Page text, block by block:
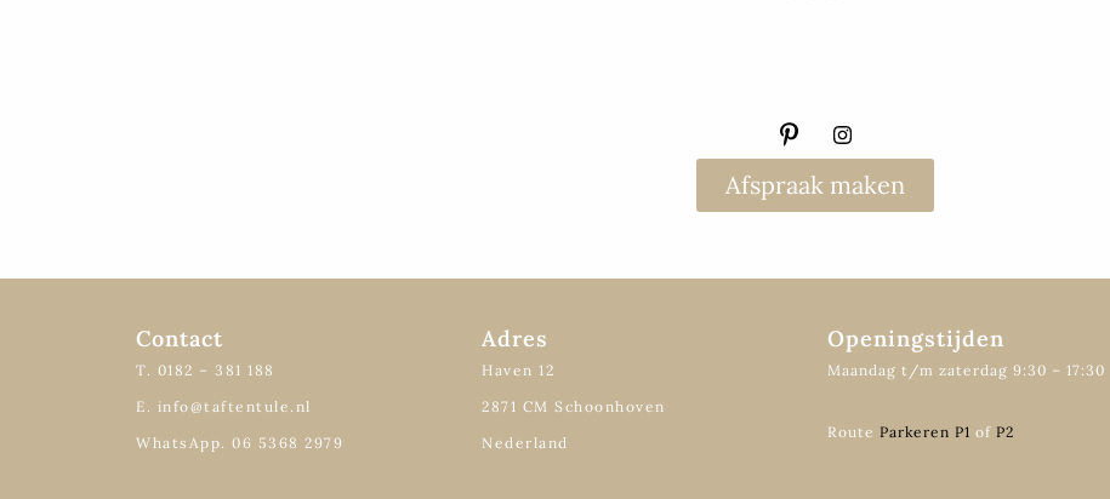
Afspraak maken
Contact
T. 0182 – 381 188
E. info@taftentule.nl
WhatsApp. 06 5368 2979
Adres
Haven 12
2871 CM Schoonhoven
Nederland
Openingstijden
Maandag t/m zaterdag 9:30 – 17:30
Route Parkeren P1 of P2